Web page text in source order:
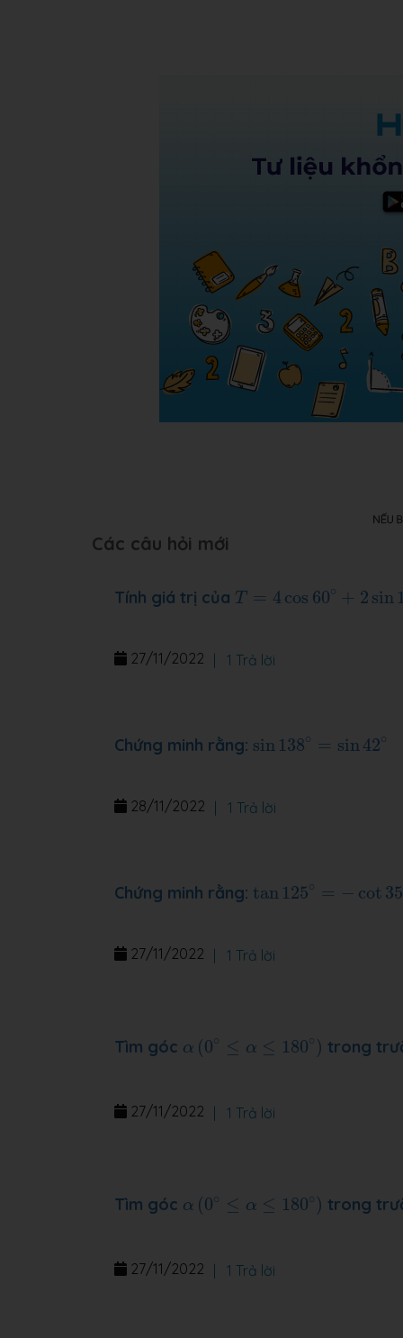
Các câu hỏi mới
Tính giá trị của T = 4 cos 60∘ + 2 sin
T= cos 60∘+ sin 135
27/11/2022 | 1 Trả lời
Chứng minh rằng: sin 138∘ = sin42∘
sin 138∘ sin42∘
28/11/2022 | 1 Trả lời
Chứng minh rằng: tan 125∘ = − cot 35
tan 125∘ 35 ∘
27/11/2022 | 1 Trả lời
Tìm góc α (0∘ ≤ α ≤ 180∘ )
(0∘ ≤α 180 ∘ ) trong
27/11/2022 1 Trả lời
Tìm góc α (0∘ ≤ α ≤ 180∘ )
α (0∘ ≤α ≤ 180 ∘ ) trong
27/11/2022 1 Trả lời